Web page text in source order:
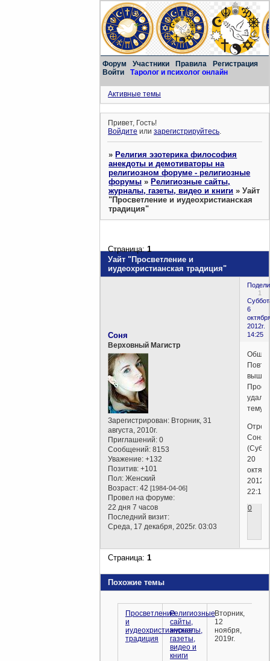
Форум Участники Правила
Регистрация
Войти
Таролог и психолог онлайн
Активные темы
Привет, Гость!
Войдите илизарегистрируйтесь.
»Религия эзотерика философия
анекдоты и демотиваторы на
религиозном форуме - религиозные
форумы »Религиозные сайты,
журналы, газеты, видео и книги »Уайт
"Просветление и иудеохристианская
традиция"
Уайт "Просветление и
иудеохристианская традиция"
Страница:1
1
6
2012г.
14:25
Соня
Верховный Магистр
Зарегистрирован: Вторник, 31
августа, 2010г.
Приглашений: 0
Сообщений: 8153
Уважение: +132
Позитив: +101
Пол: Женский
Возраст: 42[1984-04-06]
Провел на форуме:
22 дня 7 часов
Последний визит:
Среда, 17 декабря, 2025г. 03:03
тему.
Соня
20
2012г.
22:12)
0
Страница:1
Похожие темы
Просветление
и
иудеохристианская
традиция
Религиозные
сайты,
журналы,
газеты,
видео и
книги
Вторник,
12
ноября,
2019г.